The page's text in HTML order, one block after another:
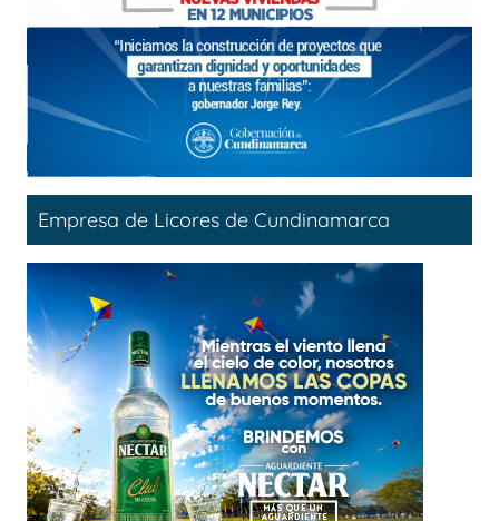
Empresa de Licores de Cundinamarca